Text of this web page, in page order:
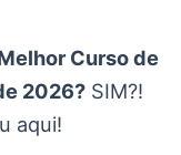
Curso de
2026? SIM?!
aqui!